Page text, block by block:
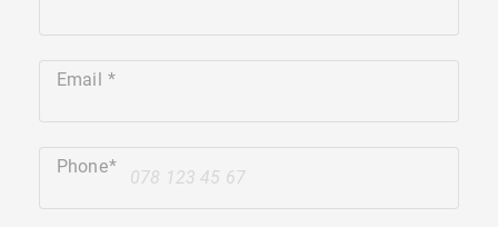
Email
+41
Phone